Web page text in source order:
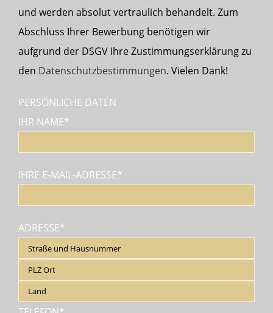
und werden absolut vertraulich behandelt. Zum
Abschluss Ihrer Bewerbung benötigen wir
aufgrund der DSGV Ihre Zustimmungserklärung zu
den Datenschutzbestimmungen. Vielen Dank!
PERSÖNLICHE DATEN
IHR NAME*
IHRE E-MAIL-ADRESSE*
ADRESSE*